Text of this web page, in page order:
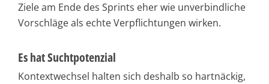
Ziele am Ende des Sprints eher wie unverbindliche
Vorschläge als echte Verpflichtungen wirken.
Es hat Suchtpotenzial
Kontextwechsel halten sich deshalb so hartnäckig,